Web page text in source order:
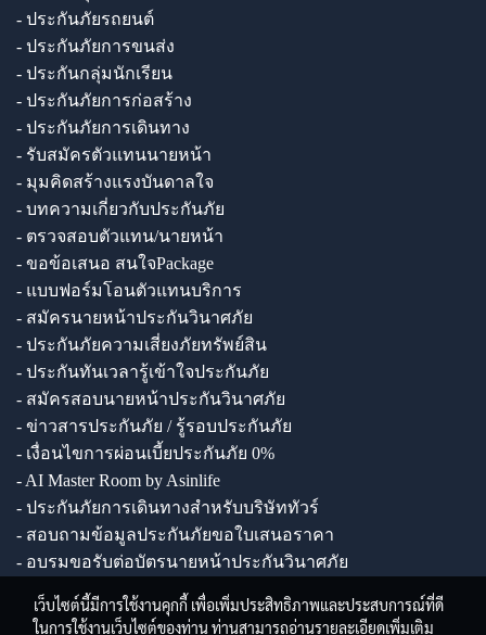
- ประกันภัยรถยนต์
- ประกันภัยการขนส่ง
- ประกันกลุ่มนักเรียน
- ประกันภัยการก่อสร้าง
- ประกันภัยการเดินทาง
- รับสมัครตัวแทนนายหน้า
- มุมคิดสร้างแรงบันดาลใจ
- บทความเกี่ยวกับประกันภัย
- ตรวจสอบตัวแทน/นายหน้า
- ขอข้อเสนอ สนใจPackage
- แบบฟอร์มโอนตัวแทนบริการ
- สมัครนายหน้าประกันวินาศภัย
- ประกันภัยความเสี่ยงภัยทรัพย์สิน
- ประกันทันเวลารู้เข้าใจประกันภัย
- สมัครสอบนายหน้าประกันวินาศภัย
- ข่าวสารประกันภัย / รู้รอบประกันภัย
- เงื่อนไขการผ่อนเบี้ยประกันภัย 0%
- AI Master Room by Asinlife
- ประกันภัยการเดินทางสำหรับบริษัททัวร์
- สอบถามข้อมูลประกันภัยขอใบเสนอราคา
- อบรมขอรับต่อบัตรนายหน้าประกันวินาศภัย
เว็บไซต์นี้มีการใช้งานคุกกี้ เพื่อเพิ่มประสิทธิภาพและประสบการณ์ที่ดี
ในการใช้งานเว็บไซต์ของท่าน ท่านสามารถอ่านรายละเอียดเพิ่มเติม